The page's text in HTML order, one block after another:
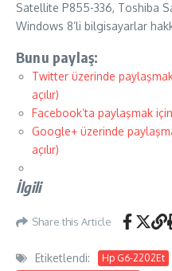
Satellite P855-336, Toshiba
Windows 8’li bilgisayarlar
Bunu paylaş:
Twitter üzerinde
açılır)
Facebook’ta paylaşmak için
Google+ üzerinde
açılır)
İlgili
Share this Article
Etiketlendi: Hp G6-2202Et